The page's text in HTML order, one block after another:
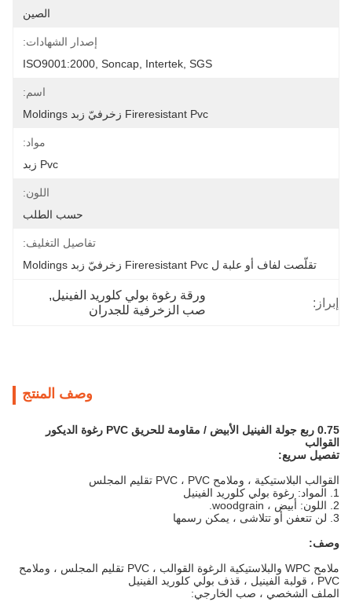
الصين
إصدار الشهادات:
ISO9001:2000, Soncap, Intertek, SGS
اسم:
Fireresistant Pvc زخرفيّ زبد Moldings
مواد:
Pvc زبد
اللون:
حسب الطلب
تفاصيل التغليف:
تقلّصت لفاف أو علبة ل Fireresistant Pvc زخرفيّ زبد Moldings
إبراز:
ورقة رغوة بولي كلوريد الفينيل ,
صب الزخرفية للجدران
وصف المنتج
0.75 ربع جولة الفينيل الأبيض / مقاومة للحريق PVC رغوة الديكور
القوالب
تفصيل سريع:
القوالب البلاستيكية ، وملامح PVC ، PVC تقليم المجلس
وصف:
ملامح WPC والبلاستيكية الرغوة القوالب ، PVC تقليم المجلس ، وملامح
PVC ، قولبة الفينيل ، قذف بولي كلوريد الفينيل
الملف الشخصي ، صب الخارجي: